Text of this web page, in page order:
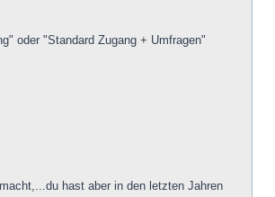
oder "Standard Zugang + Umfragen"
hast aber in den letzten Jahren